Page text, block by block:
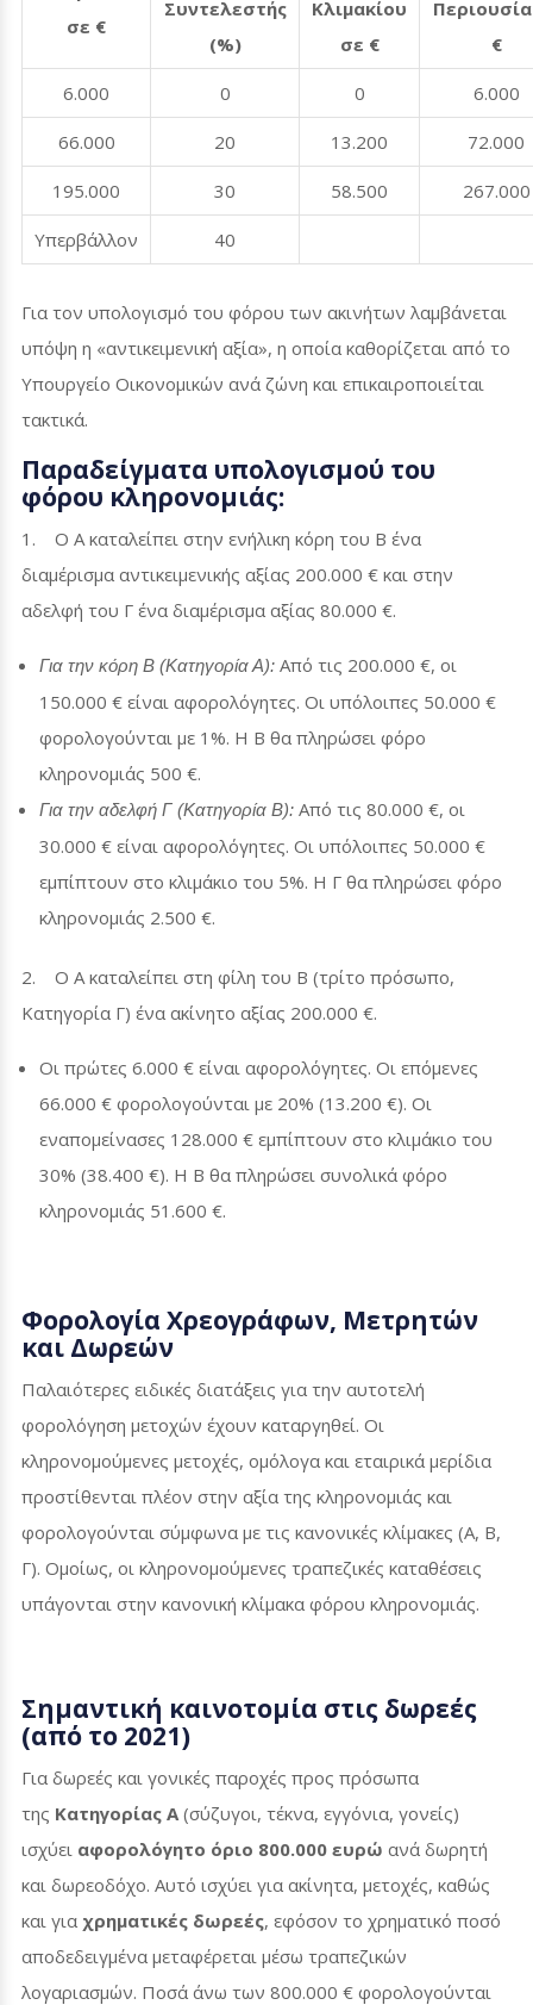
σε €
Συντελεστής
(%)
Κλιμακίου
σε €
€
6.000 0 0 6.000
66.000 20 13.200 72.000
195.000 30 58.500 267.000
Υπερβάλλον 40
Για τον υπολογισμό του φόρου των ακινήτων λαμβάνεται
υπόψη η «αντικειμενική αξία», η οποία καθορίζεται από το
Υπουργείο Οικονομικών ανά ζώνη και επικαιροποιείται
τακτικά.
Παραδείγματα υπολογισμού του
φόρου κληρονομιάς:
1. Ο Α καταλείπει στην ενήλικη κόρη του Β ένα
διαμέρισμα αντικειμενικής αξίας 200.000 € και στην
αδελφή του Γ ένα διαμέρισμα αξίας 80.000 €.
Για την κόρη Β (Κατηγορία Α): Από τις 200.000 €, οι
150.000 € είναι αφορολόγητες. Οι υπόλοιπες 50.000 €
φορολογούνται με 1%. Η Β θα πληρώσει φόρο
κληρονομιάς 500 €.
Για την αδελφή Γ (Κατηγορία Β): Από τις 80.000 €, οι
30.000 € είναι αφορολόγητες. Οι υπόλοιπες 50.000 €
εμπίπτουν στο κλιμάκιο του 5%. Η Γ θα πληρώσει φόρο
κληρονομιάς 2.500 €.
2. Ο Α καταλείπει στη φίλη του Β (τρίτο πρόσωπο,
Κατηγορία Γ) ένα ακίνητο αξίας 200.000 €.
Οι πρώτες 6.000 € είναι αφορολόγητες. Οι επόμενες
66.000 € φορολογούνται με 20% (13.200 €). Οι
εναπομείνασες 128.000 € εμπίπτουν στο κλιμάκιο του
30% (38.400 €). Η Β θα πληρώσει συνολικά φόρο
κληρονομιάς 51.600 €.
Φορολογία Χρεογράφων, Μετρητών
και Δωρεών
Παλαιότερες ειδικές διατάξεις για την αυτοτελή
φορολόγηση μετοχών έχουν καταργηθεί. Οι
κληρονομούμενες μετοχές, ομόλογα και εταιρικά μερίδια
προστίθενται πλέον στην αξία της κληρονομιάς και
φορολογούνται σύμφωνα με τις κανονικές κλίμακες (Α, Β,
Γ). Ομοίως, οι κληρονομούμενες τραπεζικές καταθέσεις
υπάγονται στην κανονική κλίμακα φόρου κληρονομιάς.
Σημαντική καινοτομία στις δωρεές
(από το 2021)
Για δωρεές και γονικές παροχές προς πρόσωπα
της Κατηγορίας Α (σύζυγοι, τέκνα, εγγόνια, γονείς)
ισχύει αφορολόγητο όριο 800.000 ευρώ ανά δωρητή
και δωρεοδόχο. Αυτό ισχύει για ακίνητα, μετοχές, καθώς
και για χρηματικές δωρεές, εφόσον το χρηματικό ποσό
αποδεδειγμένα μεταφέρεται μέσω τραπεζικών
λογαριασμών. Ποσά άνω των 800.000 € φορολογούνται